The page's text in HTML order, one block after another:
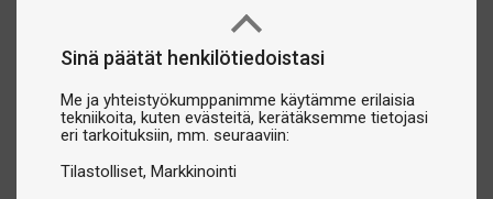
Sinä päätät henkilötiedoistasi
Me ja yhteistyökumppanimme käytämme erilaisia
tekniikoita, kuten evästeitä, kerätäksemme tietojasi
eri tarkoituksiin, mm. seuraaviin:
Tilastolliset Markkinointi